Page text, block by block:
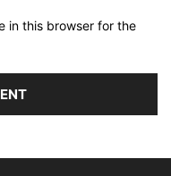
in this browser for the